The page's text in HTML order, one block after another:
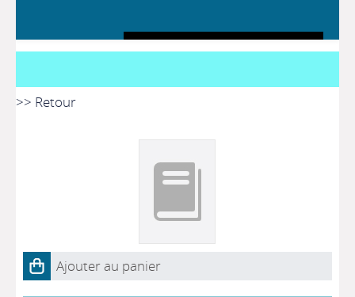
>> Retour
Ajouter au panier